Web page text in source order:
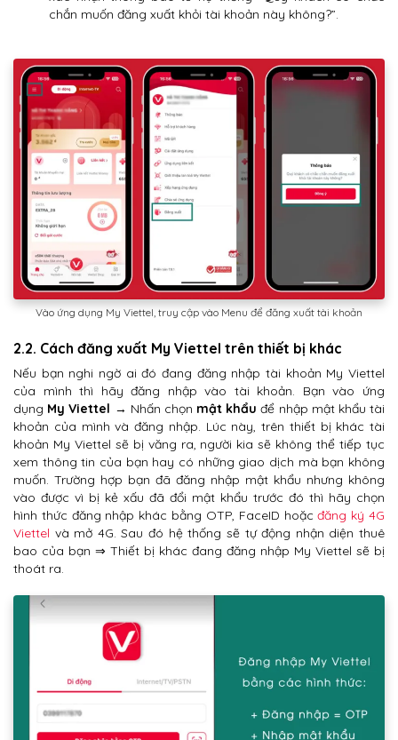
chắn muốn đăng xuất khỏi tài khoản này không?”.
Vào ứng dụng My Viettel, truy cập vào Menu để đăng xuất tài khoản
2.2. Cách đăng xuất My Viettel trên thiết bị khác
Nếu bạn nghi ngờ ai đó đang đăng nhập tài khoản My Viettel
của mình thì hãy đăng nhập vào tài khoản. Bạn vào ứng
dụng My Viettel → Nhấn chọn mật khẩu để nhập mật khẩu tài
khoản của mình và đăng nhập. Lúc này, trên thiết bị khác tài
khoản My Viettel sẽ bị văng ra, người kia sẽ không thể tiếp tục
xem thông tin của bạn hay có những giao dịch mà bạn không
muốn. Trường hợp bạn đã đăng nhập mật khẩu nhưng không
vào được vì bị kẻ xấu đã đổi mật khẩu trước đó thì hãy chọn
hình thức đăng nhập khác bằng OTP, FaceID hoặcđăng ký 4G
Viettel và mở 4G. Sau đó hệ thống sẽ tự động nhận diện thuê
bao của bạn ⇒ Thiết bị khác đang đăng nhập My Viettel sẽ bị
thoát ra.